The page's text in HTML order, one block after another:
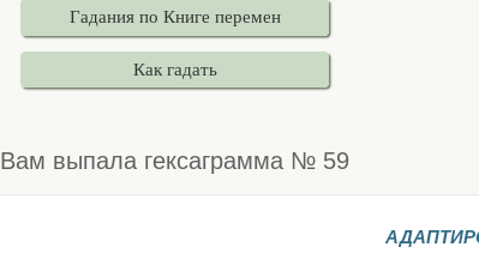
Гадания по Книге перемен
Как гадать
Вам выпала гексаграмма № 59